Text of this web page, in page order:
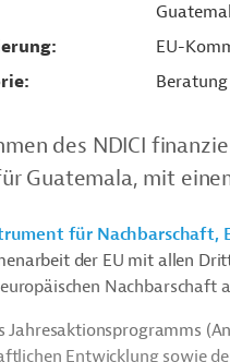
EU-
des NDICI
Guatemala, mit
für Nachbarschaft,
der EU mit allen
Nachbarschaft
Jahresaktionsprogramms
Entwicklung sowie